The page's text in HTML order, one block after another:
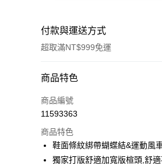
付款與運送方式
超取滿NT$999免運
付款方式
信用卡一次付款
3 期 0 利率 每期 NT$626
合作金庫商業銀行
6 期 0 利率 每期NT$313
商品特色
商品編號
11593363
商品特色
鞋面條紋綁帶蝴蝶結&運動風
獨家打版舒適加寬版楦頭,舒